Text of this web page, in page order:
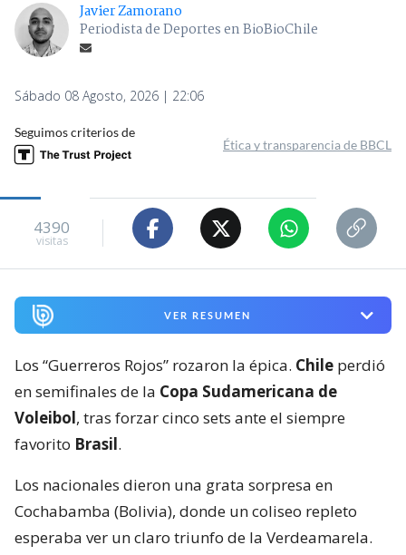
Javier Zamorano
Periodista de Deportes en BioBioChile
Sábado 08 Agosto, 2026 | 22:06
Seguimos criterios de
Ética y transparencia de BBCL
4390
visitas
VER RESUMEN
Los “Guerreros Rojos” rozaron la épica. Chile perdió
en semifinales de la Copa Sudamericana de
Voleibol, tras forzar cinco sets ante el siempre
favorito Brasil.
Los nacionales dieron una grata sorpresa en
Cochabamba (Bolivia), donde un coliseo repleto
esperaba ver un claro triunfo de la Verdeamarela.